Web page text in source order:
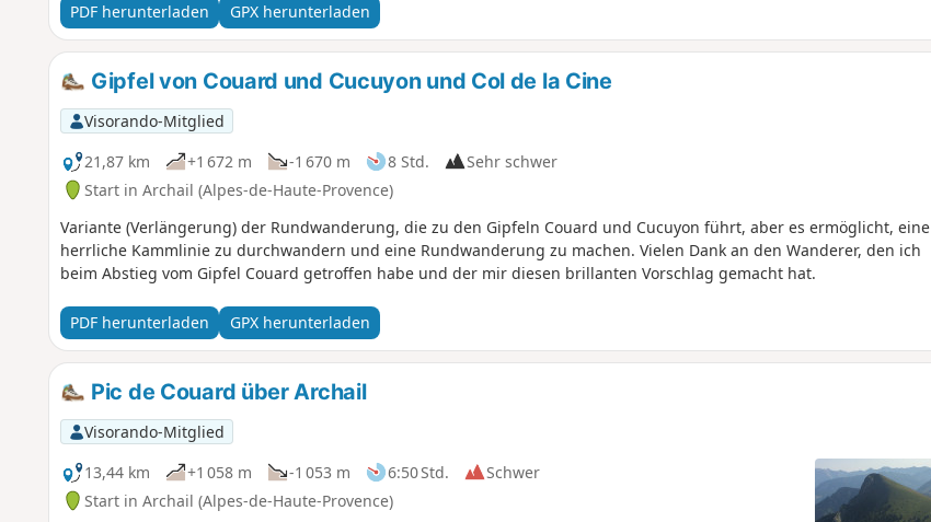
PDF herunterladen GPX herunterladen
Gipfel von Couard und Cucuyon und Col de la Cine
Visorando-Mitglied
21,87 km
+1 672 m -1 670 m 8 Std.
Sehr schwer
Start in Archail (Alpes-de-Haute-Provence)
Variante (Verlängerung) der Rundwanderung, die zu den Gipfeln Couard und Cucuyon führt, aber es ermöglicht, eine
herrliche Kammlinie zu durchwandern und eine Rundwanderung zu machen. Vielen Dank an den Wanderer, den ich
beim Abstieg vom Gipfel Couard getroffen habe und der mir diesen brillanten Vorschlag gemacht hat.
PDF herunterladen GPX herunterladen
Pic de Couard über Archail
Visorando-Mitglied
13,44 km
+1 058 m -1 053 m 6:50 Std.
Schwer
Start in Archail (Alpes-de-Haute-Provence)